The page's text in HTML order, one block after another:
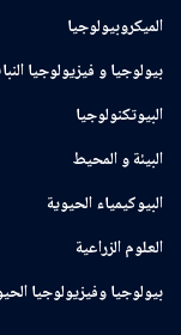
الميكروبيولوجيا
بيولوجيا و فيزيولوجيا
البيوتكنولوجيا
البيئة و المحيط
البيوكيمياء الحيوية
العلوم الزراعية
بيولوجيا وفيزيولوجيا